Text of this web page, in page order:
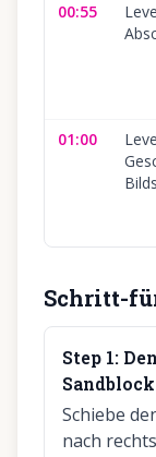
00:55
01:00
Schritt-
Step 1:
Schiebe
nach